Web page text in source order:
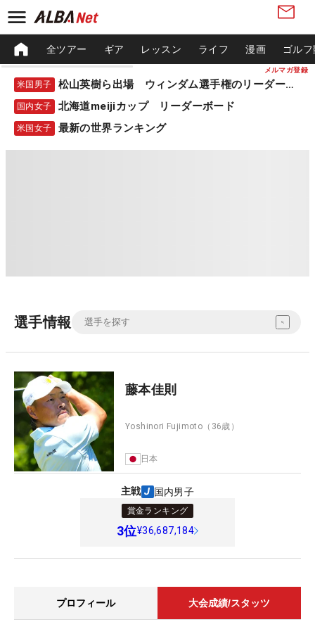
メルマガ登録
全ツアー ギア レッスン ライフ 漫画 ゴル
米国男子 松山英樹ら出場 ウィンダム選手権のリーダーボード
国内女子 北海道meijiカップ リーダーボード
米国女子 最新の世界ランキング
選手情報
藤本佳則
Yoshinori Fujimoto （36歳）
日本
主戦 国内男子
賞金ランキング
3位¥36,687,184
プロフィール 大会成績/スタッツ